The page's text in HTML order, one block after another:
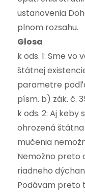
ustanovenia
plnom rozsahu.
Glosa
k ods. 1: Sme vo
štátnej
parametre
písm. b) zák. č.
k ods. 2: Aj keby
ohrozená štátna
mučenia
Nemožno preto
riadneho
Podávam preto